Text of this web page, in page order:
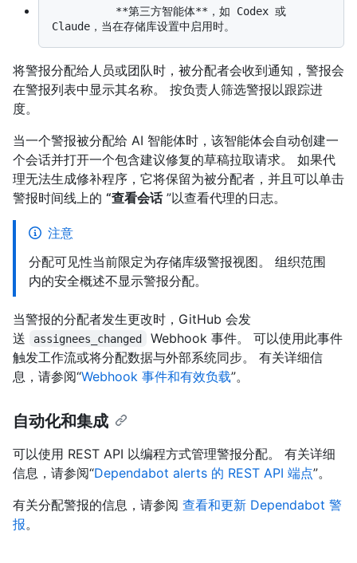
将警报分配给人员或团队时，被分配者会收到通知，警报会
在警报列表中显示其名称。 按负责人筛选警报以跟踪进
度。
当一个警报被分配给 AI 智能体时，该智能体会自动创建一
个会话并打开一个包含建议修复的草稿拉取请求。 如果代
理无法生成修补程序，它将保留为被分配者，并且可以单击
警报时间线上的 “查看会话”以查看代理的日志。
注意
分配可见性当前限定为存储库级警报视图。 组织范围
内的安全概述不显示警报分配。
当警报的分配者发生更改时，GitHub 会发
送
assignees_changed
Webhook 事件。 可以使用此事件
触发工作流或将分配数据与外部系统同步。 有关详细信
息，请参阅“Webhook 事件和有效负载”。
自动化和集成
可以使用 REST API 以编程方式管理警报分配。 有关详细
信息，请参阅“Dependabot alerts 的 REST API 端点”。
有关分配警报的信息，请参阅 查看和更新 Dependabot 警
报。